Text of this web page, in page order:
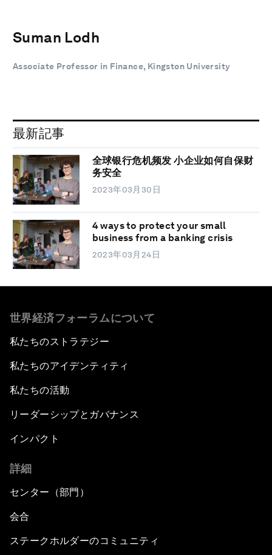
Suman Lodh
Associate Professor in Finance, Kingston University
最新記事
全球银行危机频发 小企业如何自保财
务安全
2023年03月30日
4 ways to protect your small
business from a banking crisis
2023年03月24日
世界経済フォーラムについて
私たちのストラテジー
私たちのアイデンティティ
私たちの活動
リーダーシップとガバナンス
インパクト
詳細
センター（部門）
会合
ステークホルダーのコミュニティ